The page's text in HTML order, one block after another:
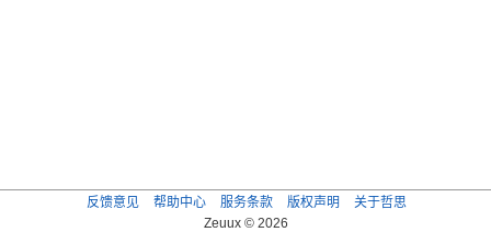
反馈意见 帮助中心 服务条款 版权声明
关于哲思
Zeuux © 2026